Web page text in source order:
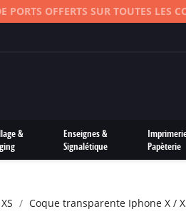
PORTS OFFERTS SUR TOUTES LES
&
Enseignes &
Signalétique
Papèterie
Coque transparente Iphone X /